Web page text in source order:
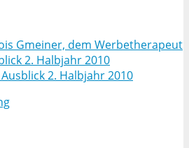
Gmeiner, dem Werbetherapeut
2. Halbjahr 2010
2. Halbjahr 2010